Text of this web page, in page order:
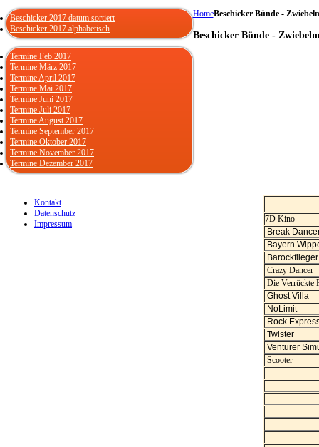
HomeBeschicker Bünde -
Beschicker Bünde -
7D Kino
Break
Bayern
Crazy Dancer
Die Verrückte
Ghost Villa
NoLimit
Rock
Twister
Venturer
Scooter
Beschicker 2017 datum sortiert
Beschicker 2017 alphabetisch
Termine Feb 2017
Termine März 2017
Termine April 2017
Termine Mai 2017
Termine Juni 2017
Termine Juli 2017
Termine August 2017
Termine September 2017
Termine Oktober 2017
Termine November 2017
Termine Dezember 2017
Kontakt
Datenschutz
Impressum